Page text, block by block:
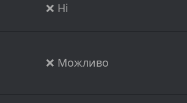
❌ Ні
❌ Можливо